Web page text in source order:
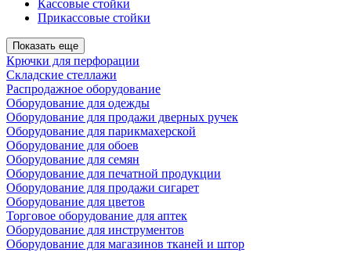
Кассовые стойки
Прикассовые стойки
Показать еще
Крючки для перфорации
Складские стеллажи
Распродажное оборудование
Оборудование для одежды
Оборудование для продажи дверных ручек
Оборудование для парикмахерской
Оборудование для обоев
Оборудование для семян
Оборудование для печатной продукции
Оборудование для продажи сигарет
Оборудование для цветов
Торговое оборудование для аптек
Оборудование для инструментов
Оборудование для магазинов тканей и штор